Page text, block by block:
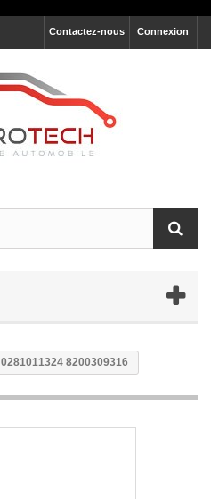
Connexion
Contactez-nous
0281011324 8200309316